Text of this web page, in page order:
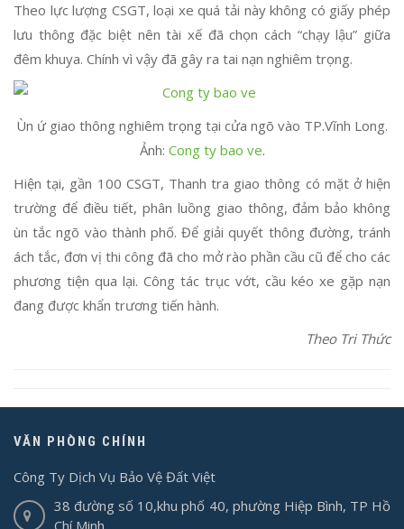
Theo lực lượng CSGT, loại xe quá tải này không có giấy phép
lưu thông đặc biệt nên tài xế đã chọn cách “chạy lậu” giữa
đêm khuya. Chính vì vậy đã gây ra tai nạn nghiêm trọng.
Ùn ứ giao thông nghiêm trọng tại cửa ngõ vào TP.Vĩnh Long.
Ảnh: Cong ty bao ve.
Hiện tại, gần 100 CSGT, Thanh tra giao thông có mặt ở hiện
trường để điều tiết, phân luồng giao thông, đảm bảo không
ùn tắc ngõ vào thành phố. Để giải quyết thông đường, tránh
ách tắc, đơn vị thi công đã cho mở rào phần cầu cũ để cho các
phương tiện qua lại. Công tác trục vớt, cầu kéo xe gặp nạn
đang được khẩn trương tiến hành.
Theo Tri Thức
VĂN PHÒNG CHÍNH
Công Ty Dịch Vụ Bảo Vệ Đất Việt
38 đường số 10,khu phố 40, phường Hiệp Bình, TP Hồ
Chí Minh